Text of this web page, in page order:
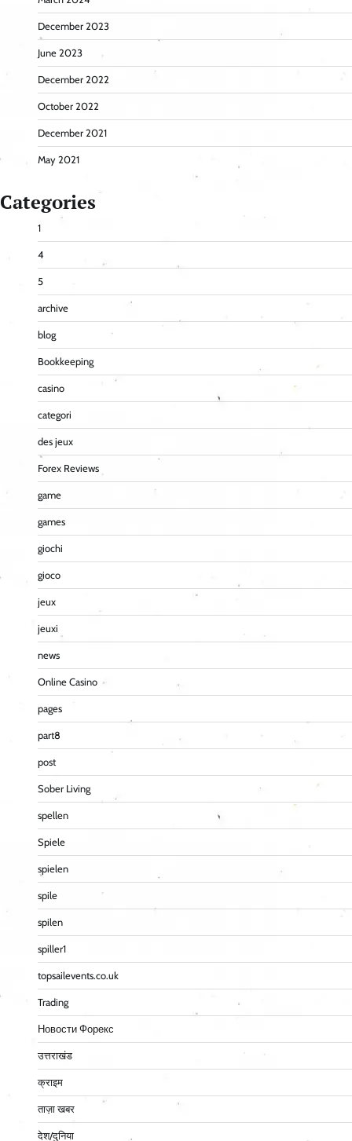
December 2023
June 2023
December 2022
October 2022
December 2021
May 2021
Categories
1
4
5
archive
blog
Bookkeeping
casino
categori
des jeux
Forex Reviews
game
games
giochi
gioco
jeux
jeuxi
news
Online Casino
pages
part8
post
Sober Living
spellen
Spiele
spielen
spile
spilen
spiller1
topsailevents.co.uk
Trading
Новости Форекс
उत्तराखंड
क्राइम
ताज़ा खबर
देश/दुनिया